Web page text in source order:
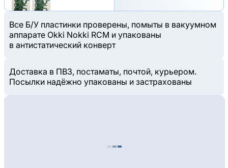
Все Б/У пластинки проверены, помыты в вакуумном
аппарате Okki Nokki RCM и упакованы
в антистатический конверт
Доставка в ПВЗ, постаматы, почтой, курьером.
Посылки надёжно упакованы и застрахованы